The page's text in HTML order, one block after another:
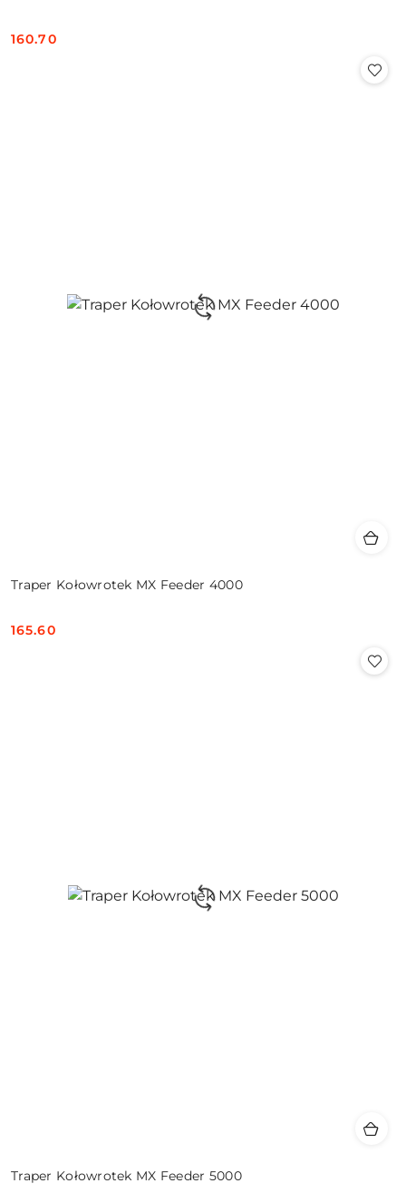
Cena:
160.70
Traper Kołowrotek MX Feeder 4000
Cena:
165.60
Traper Kołowrotek MX Feeder 5000